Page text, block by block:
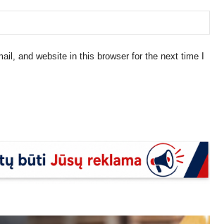
and website in this browser for the next time I